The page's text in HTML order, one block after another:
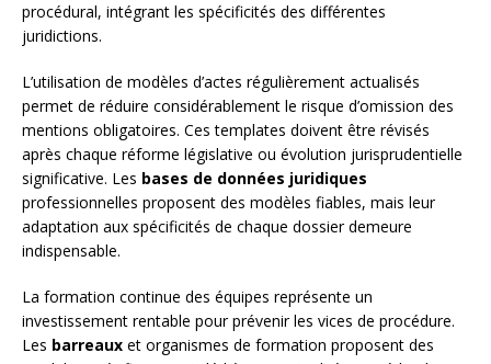
procédural, intégrant les spécificités des différentes
juridictions.
L’utilisation de modèles d’actes régulièrement actualisés
permet de réduire considérablement le risque d’omission des
mentions obligatoires. Ces templates doivent être révisés
après chaque réforme législative ou évolution jurisprudentielle
significative. Les bases de données juridiques
professionnelles proposent des modèles fiables, mais leur
adaptation aux spécificités de chaque dossier demeure
indispensable.
La formation continue des équipes représente un
investissement rentable pour prévenir les vices de procédure.
Les barreaux et organismes de formation proposent des